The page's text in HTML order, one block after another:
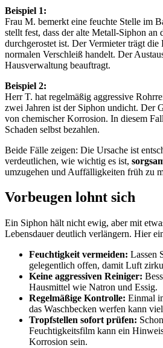
Beispiel 1:
Frau M. bemerkt eine feuchte Stelle im
stellt fest, dass der alte Metall-Siphon an
durchgerostet ist. Der Vermieter trägt
normalen Verschleiß handelt. Der
Hausverwaltung beauftragt.
Beispiel 2:
Herr T. hat regelmäßig aggressive
zwei Jahren ist der Siphon undicht. Der
von chemischer Korrosion. In diesem
Schaden selbst bezahlen.
Beide Fälle zeigen: Die Ursache ist
verdeutlichen, wie wichtig es ist,
umzugehen und Auffälligkeiten früh zu
Vorbeugen lohnt sich
Ein Siphon hält nicht ewig, aber mit
Lebensdauer deutlich verlängern. Hier
Feuchtigkeit vermeiden: Lassen
gelegentlich offen, damit Luft
Keine aggressiven Reiniger:
Hausmittel wie Natron und Essig.
Regelmäßige Kontrolle: Einmal
das Waschbecken werfen kann
Tropfstellen sofort prüfen:
Feuchtigkeitsfilm kann ein
Korrosion sein.